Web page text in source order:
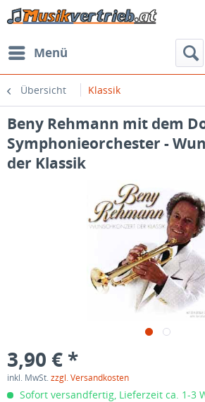
Menü
Übersicht Klassik
Beny Rehmann mit dem
Symphonieorchester -
der Klassik
3,90 € *
inkl. MwSt.zzgl. Versandkosten
Sofort versandfertig, Lieferzeit ca. 1-3